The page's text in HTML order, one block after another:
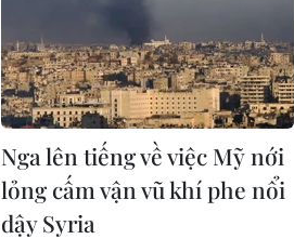
Nga lên tiếng về việc Mỹ nới
lỏng cấm vận vũ khí phe nổi
dậy Syria